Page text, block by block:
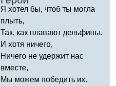
Я хотел бы, чтоб ты могла
плыть,
Так, как плавают дельфины.
И хотя ничего,
Ничего не удержит нас
вместе,
Мы можем победить их.